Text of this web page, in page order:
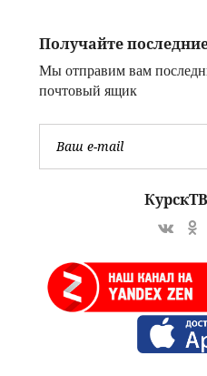
Получайте
Мы отправим вам
почтовый ящик